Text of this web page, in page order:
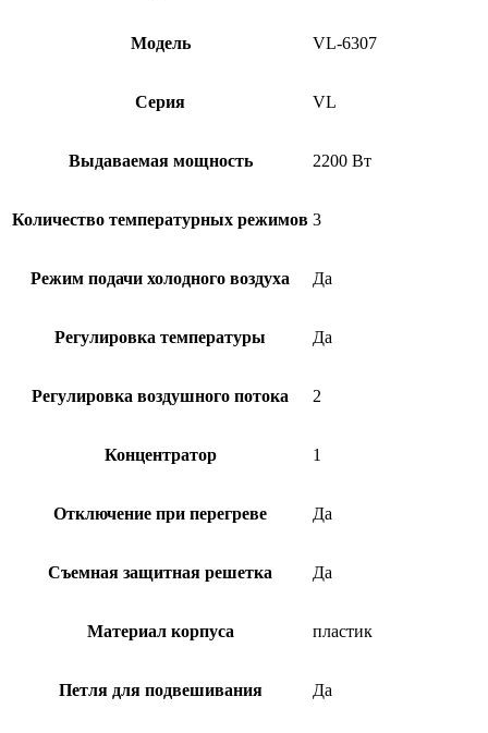
Модель VL-6307
Серия VL
Выдаваемая мощность 2200 Вт
Количество температурных режимов 3
Режим подачи холодного воздуха Да
Регулировка температуры Да
Регулировка воздушного потока 2
Концентратор 1
Отключение при перегреве Да
Съемная защитная решетка Да
Материал корпуса пластик
Петля для подвешивания Да